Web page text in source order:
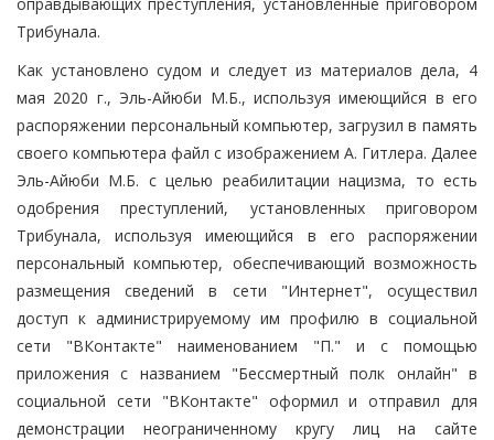
Трибунала.
Как установлено судом и следует из материалов дела, 4
мая 2020 г., Эль-Айюби М.Б., используя имеющийся в его
распоряжении персональный компьютер, загрузил в память
своего компьютера файл с изображением А. Гитлера. Далее
Эль-Айюби М.Б. с целью реабилитации нацизма, то есть
одобрения преступлений, установленных приговором
Трибунала, используя имеющийся в его распоряжении
персональный компьютер, обеспечивающий возможность
размещения сведений в сети "Интернет", осуществил
доступ к администрируемому им профилю в социальной
сети "ВКонтакте" наименованием "П." и с помощью
приложения с названием "Бессмертный полк онлайн" в
социальной сети "ВКонтакте" оформил и отправил для
демонстрации неограниченному кругу лиц на сайте